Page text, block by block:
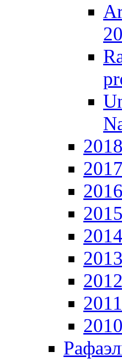
2018
2017
2016
2015
2014
2013
2012
2011
2010